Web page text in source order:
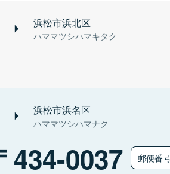
浜松市浜北区
ハママツシハマキタク
浜松市浜名区
ハママツシハマナク
434-0037 郵便番